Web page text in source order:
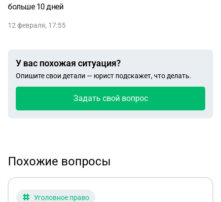
больше 10 дней
12 февраля, 17:55
У вас похожая ситуация?
Опишите свои детали — юрист подскажет, что делать.
Задать свой вопрос
Похожие вопросы
Уголовное право